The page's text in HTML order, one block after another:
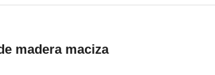
madera maciza